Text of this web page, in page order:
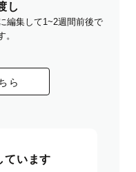
し
編集して1~2週間前後で
ら
ています